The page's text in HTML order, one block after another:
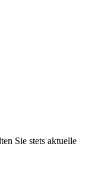
Sie stets aktuelle